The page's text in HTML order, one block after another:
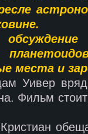
места и
Уивер
Фильм